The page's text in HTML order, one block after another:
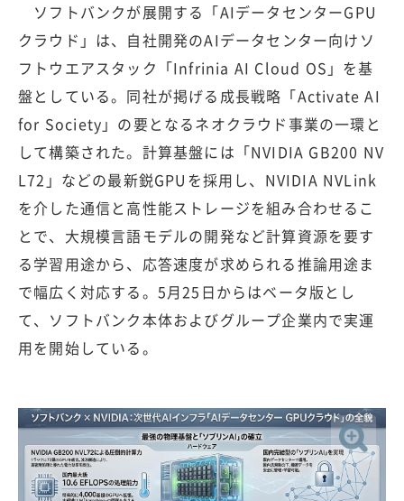
ソフトバンクが展開する「AIデータセンターGPU
クラウド」は、自社開発のAIデータセンター向けソ
フトウエアスタック「Infrinia AI Cloud OS」を基
盤としている。同社が掲げる成長戦略「Activate AI
for Society」の要となるネオクラウド事業の一環と
して構築された。計算基盤には「NVIDIA GB200 NV
L72」などの最新鋭GPUを採用し、NVIDIA NVLink
を介した通信と高性能ストレージを組み合わせるこ
とで、大規模言語モデルの開発など計算資源を要す
る学習用途から、応答速度が求められる推論用途ま
で幅広く対応する。5月25日からはベータ版とし
て、ソフトバンク本体およびグループ企業内で実運
用を開始している。